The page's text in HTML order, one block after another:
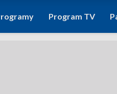
Program TV